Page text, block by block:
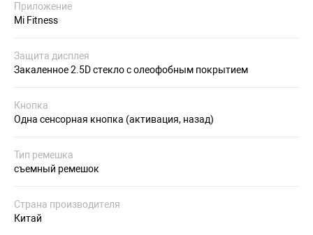
Приложение
Mi Fitness
Защита дисплея
Закаленное 2.5D стекло с олеофобным покрытием
Кнопка
Одна сенсорная кнопка (активация, назад)
Тип ремешка
съемный ремешок
Страна производителя
Китай